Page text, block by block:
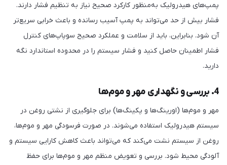
پمپ‌های هیدرولیک به‌منظور کارکرد صحیح نیاز به تنظیم فشار دارند.
فشار بیش از حد می‌تواند به پمپ آسیب رسانده و باعث خرابی سریع‌تر
آن شود. بنابراین، باید از سلامت و عملکرد صحیح سوپاپ‌های کنترل
فشار اطمینان حاصل کنید و فشار سیستم را در محدوده استاندارد نگه
دارید.
4. بررسی و نگهداری مهر و موم‌ها
مهر و موم‌ها (اورینگ‌ها و پکینگ‌ها) برای جلوگیری از نشتی روغن در
سیستم هیدرولیک استفاده می‌شوند. در صورت فرسودگی مهر و موم‌ها،
روغن از سیستم نشت می‌کند که می‌تواند باعث کاهش کارایی سیستم و
آلودگی محیط شود. بررسی و تعویض منظم مهر و موم‌ها برای حفظ